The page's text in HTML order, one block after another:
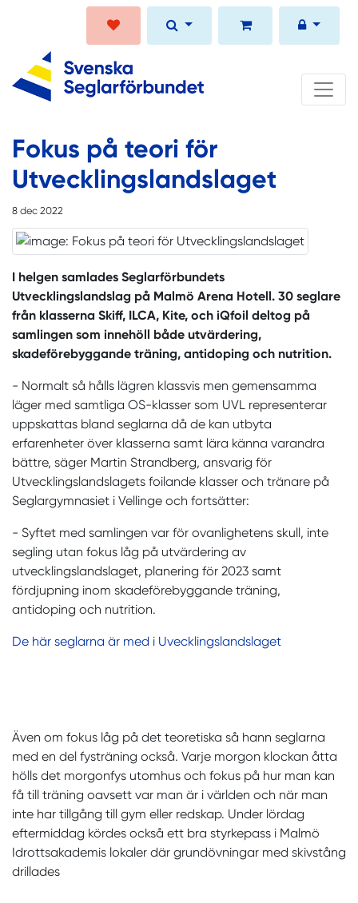
Fokus på teori för
Utvecklingslandslaget
8 dec 2022
I helgen samlades Seglarförbundets
Utvecklingslandslag på Malmö Arena Hotell. 30 seglare
från klasserna Skiff, ILCA, Kite, och iQfoil deltog på
samlingen som innehöll både utvärdering,
skadeförebyggande träning, antidoping och nutrition.
- Normalt så hålls lägren klassvis men gemensamma
läger med samtliga OS-klasser som UVL representerar
uppskattas bland seglarna då de kan utbyta
erfarenheter över klasserna samt lära känna varandra
bättre, säger Martin Strandberg, ansvarig för
Utvecklingslandslagets foilande klasser och tränare på
Seglargymnasiet i Vellinge och fortsätter:
- Syftet med samlingen var för ovanlighetens skull, inte
segling utan fokus låg på utvärdering av
utvecklingslandslaget, planering för 2023 samt
fördjupning inom skadeförebyggande träning,
antidoping och nutrition.
De här seglarna är med i Uvecklingslandslaget
Även om fokus låg på det teoretiska så hann seglarna
med en del fysträning också. Varje morgon klockan åtta
hölls det morgonfys utomhus och fokus på hur man kan
få till träning oavsett var man är i världen och när man
inte har tillgång till gym eller redskap. Under lördag
eftermiddag kördes också ett bra styrkepass i Malmö
Idrottsakademis lokaler där grundövningar med skivstång
drillades